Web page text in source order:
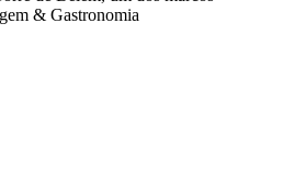
& Gastronomia